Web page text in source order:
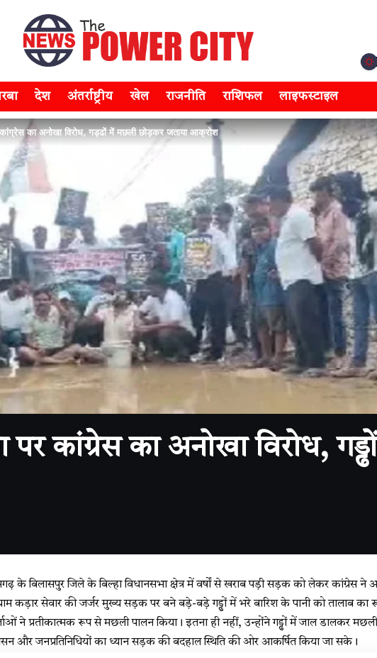
देश अंतर्राष्ट्रीय खेल राजनीति राशिफल लाइफस्टाइल
का अनोखा विरोध, गड्ढों में मछली छोड़कर जताया आक्रोश
कांग्रेस का अनोखा विरोध,
के बिलासपुर जिले के बिल्हा विधानसभा क्षेत्र में वर्षों से खराब पड़ी सड़क को लेकर कांग्रेस ने
कड़ार सेवार की जर्जर मुख्य सड़क पर बने बड़े-बड़े गड्ढों में भरे बारिश के पानी को तालाब का
ने प्रतीकात्मक रूप से मछली पालन किया। इतना ही नहीं, उन्होंने गड्ढों में जाल डालकर
और जनप्रतिनिधियों का ध्यान सड़क की बदहाल स्थिति की ओर आकर्षित किया जा सके।